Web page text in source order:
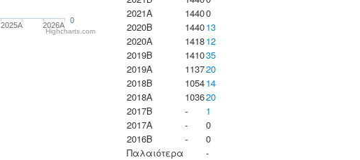
2025A 2026A
0
Highcharts.com
2021A
14400
2020B
144013
2020A
141812
2019B
141035
2019A
113720
2018B
105414
2018A
103620
2017B
-
1
2017A
-
0
2016B
-
0
Παλαιότερα
-